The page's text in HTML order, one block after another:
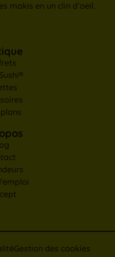
makis en un clin d’oeil.
Gestion des cookies